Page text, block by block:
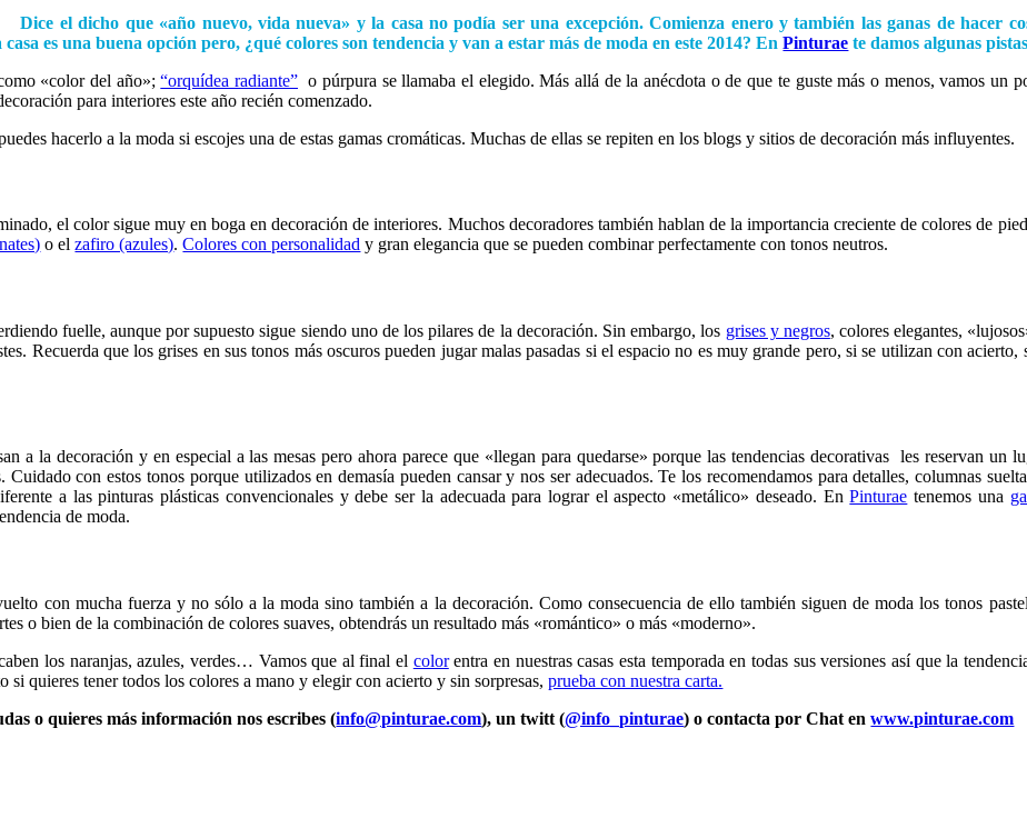
Dice el dicho que «año nuevo, vida nueva» y la casa no podía ser una excepción. Comienza enero y también las ganas de hacer
es una buena opción pero, ¿qué colores son tendencia y van a estar más de moda en este 2014?En Pinturae te damos algunas
«color del año»;“orquídea radiante” o púrpura se llamaba el elegido. Más allá de la anécdota o de que te guste más o menos, vamos un
para interiores este año recién comenzado.
hacerlo a la moda si escojes una de estas gamas cromáticas. Muchas de ellas se repiten en los blogs y sitios de decoración más influyentes.
el color sigue muy en boga en decoración de interiores. Muchos decoradores también hablan de la importancia creciente de colores de
o elzafiro (azules).Colores con personalidad y gran elegancia que se pueden combinar perfectamente con tonos neutros.
fuelle, aunque por supuesto sigue siendo uno de los pilares de la decoración. Sin embargo, los grises y negros, colores elegantes,
Recuerda que los grises en sus tonos más oscuros pueden jugar malas pasadas si el espacio no es muy grande pero, si se utilizan con acierto,
a la decoración y en especial a las mesas pero ahora parece que «llegan para quedarse» porque las tendencias decorativas les reservan un
con estos tonos porque utilizados en demasía pueden cansar y nos ser adecuados. Te los recomendamos para detalles, columnas
a las pinturas plásticas convencionales y debe ser la adecuada para lograr el aspecto «metálico» deseado. EnPinturae tenemos una
de moda.
con mucha fuerza y no sólo a la moda sino también a la decoración. Como consecuencia de ello también siguen de moda los tonos
o bien de la combinación de colores suaves, obtendrás un resultado más «romántico» o más «moderno».
los naranjas, azules, verdes… Vamos que al final el colorentra en nuestras casas esta temporada en todas sus versiones así que la
quieres tener todos los colores a mano y elegir con acierto y sin sorpresas,prueba con nuestra carta.
o quieres más información nos escribes (info@pinturae.com), un twitt (@info_pinturae) o contacta por Chat enwww.pinturae.com